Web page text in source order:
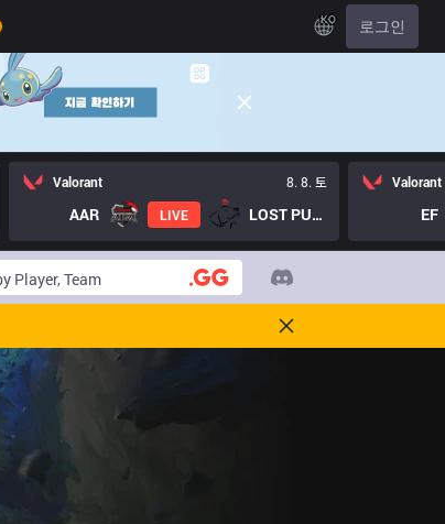
KO 로그인
Valorant 8. 8. 토
AAR LIVE LOST PUPPIES GC
Valorant
EF